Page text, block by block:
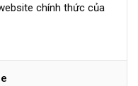
chính thức của